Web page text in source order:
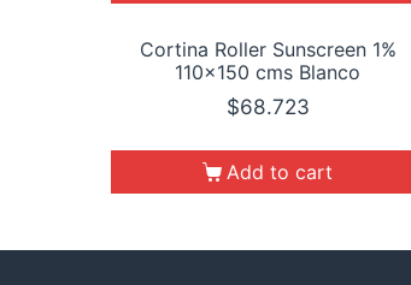
Cortina Roller Sunscreen 1%
110×150 cms Blanco
$68.723
Add to cart